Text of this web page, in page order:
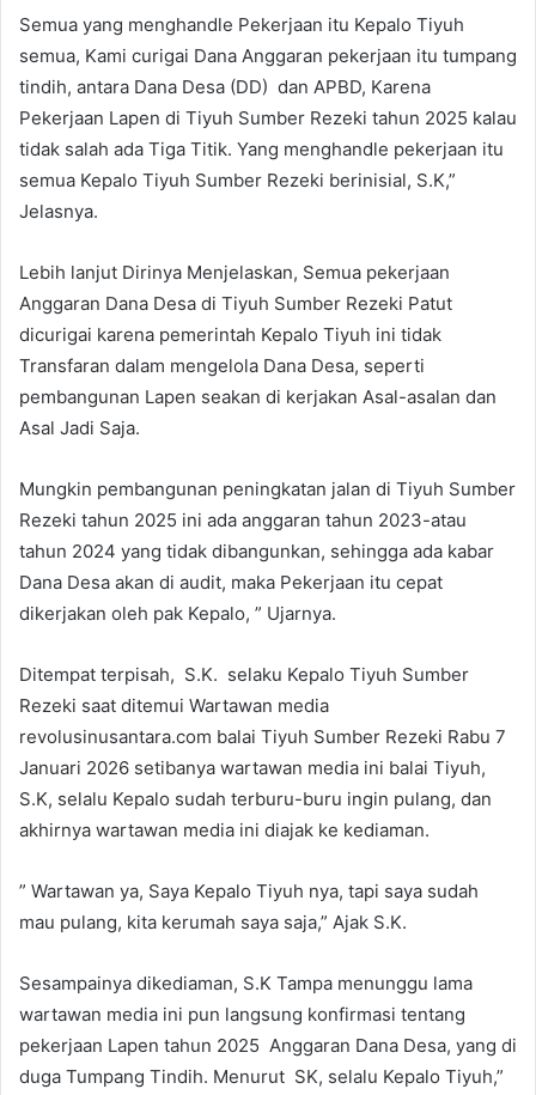
Semua yang menghandle Pekerjaan itu Kepalo Tiyuh
semua, Kami curigai Dana Anggaran pekerjaan itu tumpang
tindih, antara Dana Desa (DD) dan APBD, Karena
Pekerjaan Lapen di Tiyuh Sumber Rezeki tahun 2025 kalau
tidak salah ada Tiga Titik. Yang menghandle pekerjaan itu
semua Kepalo Tiyuh Sumber Rezeki berinisial, S.K,”
Jelasnya.
Lebih lanjut Dirinya Menjelaskan, Semua pekerjaan
Anggaran Dana Desa di Tiyuh Sumber Rezeki Patut
dicurigai karena pemerintah Kepalo Tiyuh ini tidak
Transfaran dalam mengelola Dana Desa, seperti
pembangunan Lapen seakan di kerjakan Asal-asalan dan
Asal Jadi Saja.
Mungkin pembangunan peningkatan jalan di Tiyuh Sumber
Rezeki tahun 2025 ini ada anggaran tahun 2023-atau
tahun 2024 yang tidak dibangunkan, sehingga ada kabar
Dana Desa akan di audit, maka Pekerjaan itu cepat
dikerjakan oleh pak Kepalo, ” Ujarnya.
Ditempat terpisah, S.K. selaku Kepalo Tiyuh Sumber
Rezeki saat ditemui Wartawan media
revolusinusantara.com balai Tiyuh Sumber Rezeki Rabu 7
Januari 2026 setibanya wartawan media ini balai Tiyuh,
S.K, selalu Kepalo sudah terburu-buru ingin pulang, dan
akhirnya wartawan media ini diajak ke kediaman.
” Wartawan ya, Saya Kepalo Tiyuh nya, tapi saya sudah
mau pulang, kita kerumah saya saja,” Ajak S.K.
Sesampainya dikediaman, S.K Tampa menunggu lama
wartawan media ini pun langsung konfirmasi tentang
pekerjaan Lapen tahun 2025 Anggaran Dana Desa, yang di
duga Tumpang Tindih. Menurut SK, selalu Kepalo Tiyuh,”